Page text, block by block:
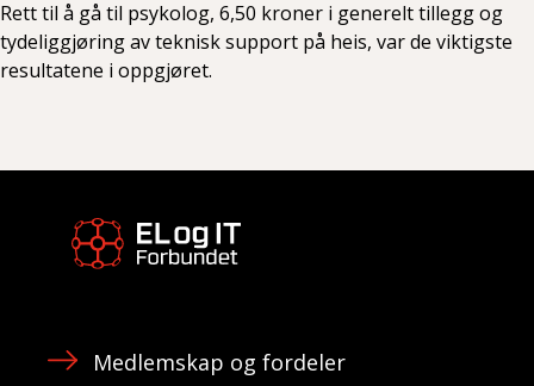
Rett til å gå til psykolog, 6,50 kroner i generelt tillegg og
tydeliggjøring av teknisk support på heis, var de viktigste
resultatene i oppgjøret.
Medlemskap og fordeler